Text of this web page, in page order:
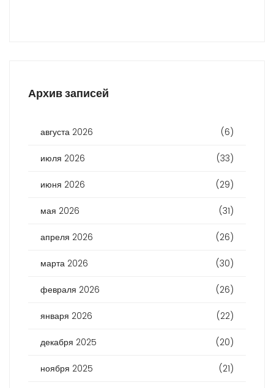
Архив записей
августа 2026 (6)
июля 2026 (33)
июня 2026 (29)
мая 2026 (31)
апреля 2026 (26)
марта 2026 (30)
февраля 2026 (26)
января 2026 (22)
декабря 2025 (20)
ноября 2025 (21)